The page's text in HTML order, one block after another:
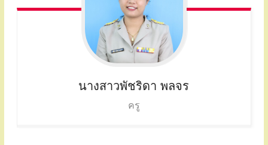
นางสาวพัชริดา พลจร
ครู